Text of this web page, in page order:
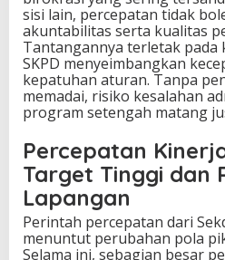
sisi lain, percepatan tidak
akuntabilitas serta kualitas
Tantangannya terletak pada
SKPD menyeimbangkan
kepatuhan aturan. Tanpa
memadai, risiko kesalahan
program setengah matang
Percepatan
Target Tinggi dan
Lapangan
Perintah percepatan dari
menuntut perubahan pola
Selama ini, sebagian besar